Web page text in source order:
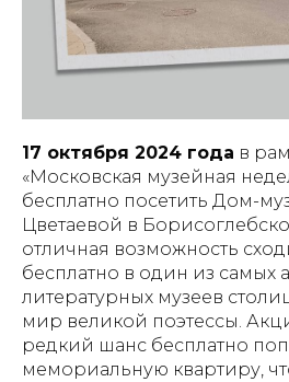
17 октября 2024 года в
«Московская музейная
бесплатно посетить Дом-
Цветаевой в
отличная возможность
бесплатно в один из самых
литературных музеев
мир великой поэтессы.
редкий шанс бесплатно
мемориальную квартиру,